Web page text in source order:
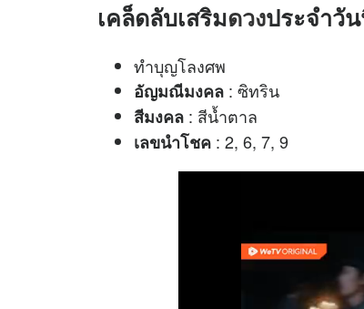
เคล็ดลับเสริมดวงประจำวั
ทำบุญโลงศพ
อัญมณีมงคล : ซิทริน
สีมงคล : สีน้ำตาล
เลขนำโชค : 2, 6, 7, 9